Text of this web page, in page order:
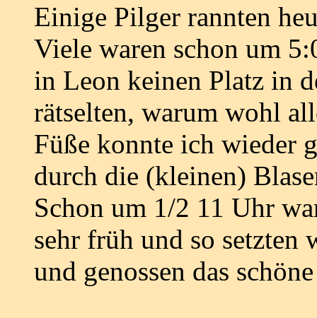
Einige Pilger rannten
Viele waren schon um
in Leon keinen Platz in
rätselten, warum wohl
Füße konnte ich wieder
durch die (kleinen)
Schon um 1/2 11 Uhr
sehr früh und so
und genossen das